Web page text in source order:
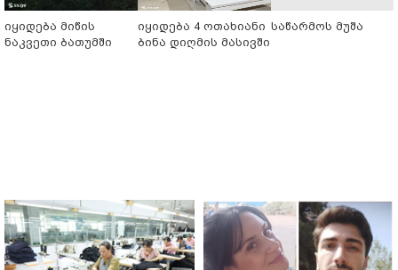
იყიდება მიწის
ნაკვეთი ბათუმში
იყიდება 4 ოთახიანი
ბინა დიღმის მასივში
საწარმოს მუშა